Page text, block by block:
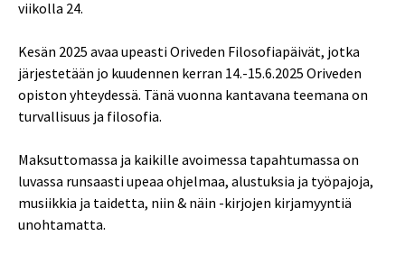
viikolla 24.
Kesän 2025 avaa upeasti Oriveden Filosofiapäivät, jotka
järjestetään jo kuudennen kerran 14.-15.6.2025 Oriveden
opiston yhteydessä. Tänä vuonna kantavana teemana on
turvallisuus ja filosofia.
Maksuttomassa ja kaikille avoimessa tapahtumassa on
luvassa runsaasti upeaa ohjelmaa, alustuksia ja työpajoja,
musiikkia ja taidetta, niin & näin -kirjojen kirjamyyntiä
unohtamatta.